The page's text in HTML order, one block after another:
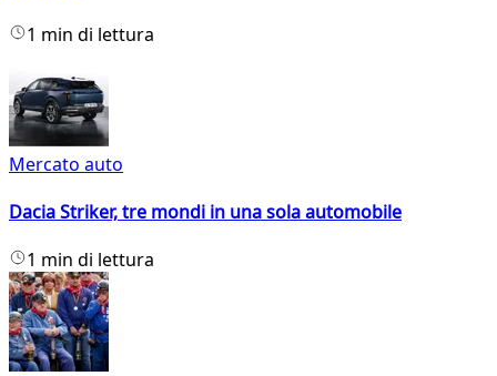
1 min di lettura
Mercato auto
Dacia Striker, tre mondi in una sola automobile
1 min di lettura